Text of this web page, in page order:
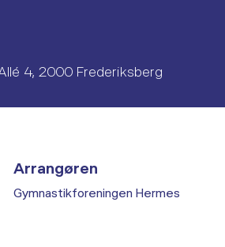
4, 2000 Frederiksberg
Arrangøren
Gymnastikforeningen Hermes